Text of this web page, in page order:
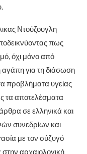
Ντούζουγλη
πως
όχι μόνο από
για τη διάσωση
προβλήματα υγείας
τα αποτελέσματα
σε ελληνικά και
συνεδρίων και
με τον σύζυγό
αρχαιολογική